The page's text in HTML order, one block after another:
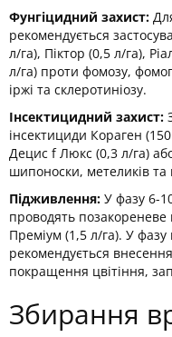
Фунгіцидний захист:
рекомендується
л/га), Піктор (0,5 л/га),
л/га) проти фомозу,
іржі та склеротиніозу.
Інсектицидний захист:
інсектициди Кораген
Децис f Люкс (0,3 л/га)
шипоноски, метеликів
Підживлення: У фазу 6-
проводять
Преміум (1,5 л/га). У фазу
рекомендується
покращення цвітіння,
Збирання